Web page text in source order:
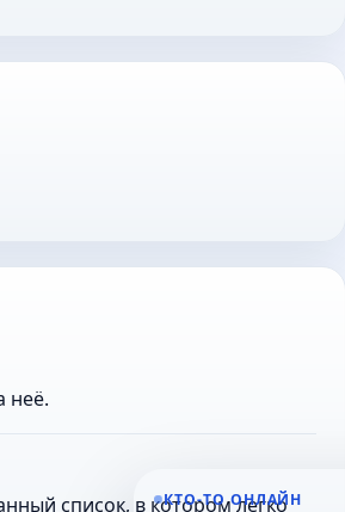
неё.
список, в котором легко
КТО-ТО ОНЛАЙН